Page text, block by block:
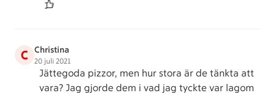
C Christina
20 juli 2021
Jättegoda pizzor, men hur stora är de tänkta att
vara? Jag gjorde dem i vad jag tyckte var lagom